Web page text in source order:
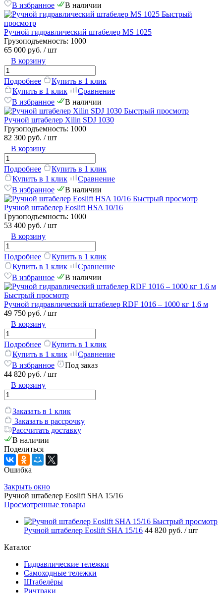
В избранное
В наличии
Быстрый
просмотр
Ручной гидравлический штабелер MS 1025
Грузоподъемность: 1000
65 000 руб. / шт
В корзину
Подробнее
Купить в 1 клик
Купить в 1 клик
Сравнение
В избранное
В наличии
Быстрый просмотр
Ручной штабелер Xilin SDJ 1030
Грузоподъемность: 1000
82 300 руб. / шт
В корзину
Подробнее
Купить в 1 клик
Купить в 1 клик
Сравнение
В избранное
В наличии
Быстрый просмотр
Ручной штабелер Eoslift HSA 10/16
Грузоподъемность: 1000
53 400 руб. / шт
В корзину
Подробнее
Купить в 1 клик
Купить в 1 клик
Сравнение
В избранное
В наличии
Быстрый просмотр
Ручной гидравлический штабелер RDF 1016 – 1000 кг 1,6 м
49 750 руб. / шт
В корзину
Подробнее
Купить в 1 клик
Купить в 1 клик
Сравнение
В избранное
Под заказ
44 820 руб. / шт
В корзину
Заказать в 1 клик
Заказать в рассрочку
Рассчитать доставку
В наличии
Поделиться
Ошибка
Закрыть окно
Ручной штабелер Eoslift SHA 15/16
Просмотренные товары
Быстрый просмотр
Ручной штабелер Eoslift SHA 15/16 44 820 руб. / шт
Каталог
Гидравлические тележки
Самоходные тележки
Штабелёры
Ричтраки